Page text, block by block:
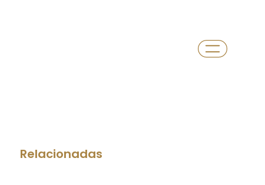
Relacionadas